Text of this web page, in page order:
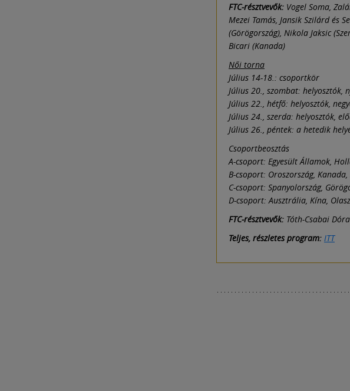
FTC-résztvevők:Vogel Soma,
Mezei Tamás, Jansik Szilárd és
(Görögország), Nikola Jaksic
Bicari (Kanada)
Női torna
Július 14-18.: csoportkör
Július 20., szombat: helyosztók,
Július 22., hétfő: helyosztók,
Július 24., szerda: helyosztók,
Július 26., péntek: a hetedik
Csoportbeosztás
A-csoport: Egyesült Államok,
B-csoport: Oroszország, Kanada,
C-csoport: Spanyolország,
D-csoport: Ausztrália, Kína,
FTC-résztvevők:Tóth-Csabai
Teljes, részletes program: ITT